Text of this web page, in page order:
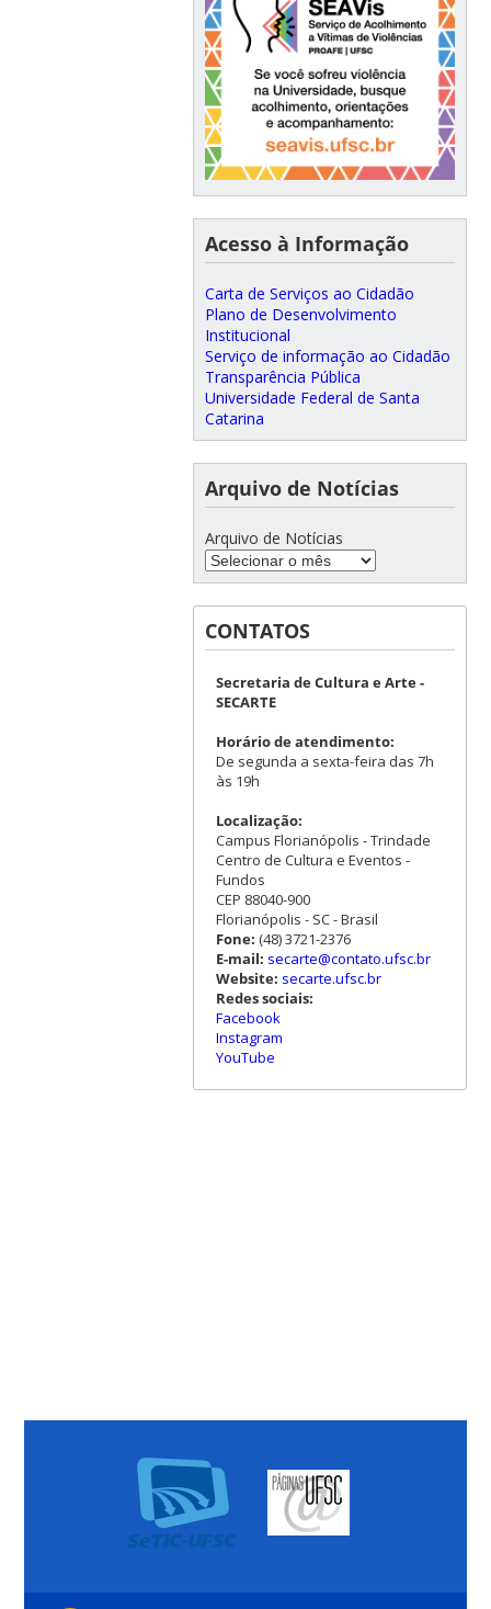
Acesso à Informação
Carta de Serviços ao Cidadão
Plano de Desenvolvimento
Institucional
Serviço de informação ao Cidadão
Transparência Pública
Universidade Federal de Santa
Catarina
Arquivo de Notícias
Arquivo de Notícias
CONTATOS
Secretaria de Cultura e Arte -
SECARTE
Horário de atendimento:
De segunda a sexta-feira das 7h
às 19h
Localização:
Campus Florianópolis - Trindade
Centro de Cultura e Eventos -
Fundos
CEP 88040-900
Florianópolis - SC - Brasil
Fone: (48) 3721-2376
E-mail: secarte@contato.ufsc.br
Website: secarte.ufsc.br
Redes sociais:
Facebook
Instagram
YouTube